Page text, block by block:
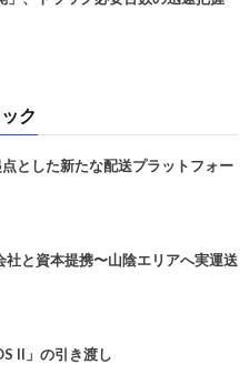
ク
とした新たな配送プラットフォー
と資本提携〜山陰エリアへ実運送
II」の引き渡し